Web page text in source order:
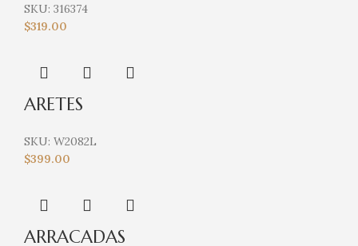
SKU: 316374
$319.00
ARETES
SKU: W2082L
$399.00
ARRACADAS